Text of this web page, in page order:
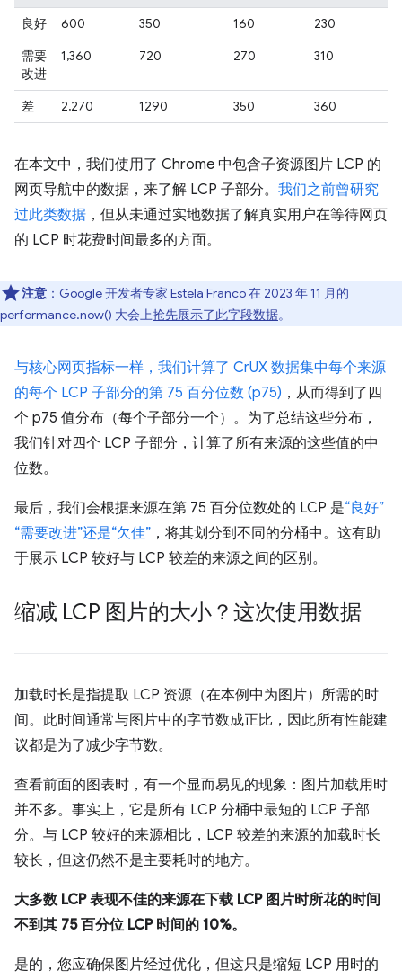
良好 600 350 160
230
需要
改进
1,360 720 270 310
差 2,270 1290 350 360
在本文中，我们使用了 Chrome 中包含子资源图片 LCP 的
网页导航中的数据，来了解 LCP 子部分。 我们之前曾研究
过此类数据 ，但从未通过实地数据了解真实用户在等待网页
的 LCP 时花费时间最多的方面。
注意 ：Google 开发者专家 Estela Franco 在 2023 年 11 月的
performance.now() 大会上抢先展示了此字段数据。
与核心网页指标一样，我们计算了 CrUX 数据集中每个来源
的每个 LCP 子部分的第 75 百分位数 (p75) ，从而得到了四
个 p75 值分布（每个子部分一个）。为了总结这些分布，
我们针对四个 LCP 子部分，计算了所有来源的这些值的中
位数。
最后，我们会根据来源在第 75 百分位数处的 LCP 是“良好”
“需要改进”还是“欠佳” ，将其划分到不同的分桶中。这有助
于展示 LCP 较好与 LCP 较差的来源之间的区别。
缩减 LCP 图片的大小？这次使用数据
加载时长是指提取 LCP 资源（在本例中为图片）所需的时
间。此时间通常与图片中的字节数成正比，因此所有性能建
议都是为了减少字节数。
查看前面的图表时，有一个显而易见的现象：图片加载用时
并不多。事实上，它是所有 LCP 分桶中最短的 LCP 子部
分。与 LCP 较好的来源相比，LCP 较差的来源的加载时长
较长，但这仍然不是主要耗时的地方。
大多数 LCP 表现不佳的来源在下载 LCP 图片时所花的时间
不到其 75 百分位 LCP 时间的 10%。
是的，您应确保图片经过优化，但这只是缩短 LCP 用时的